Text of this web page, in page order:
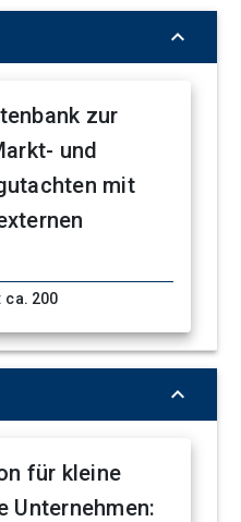

zur
und
mit
ca. 200

für kleine
Unternehmen: